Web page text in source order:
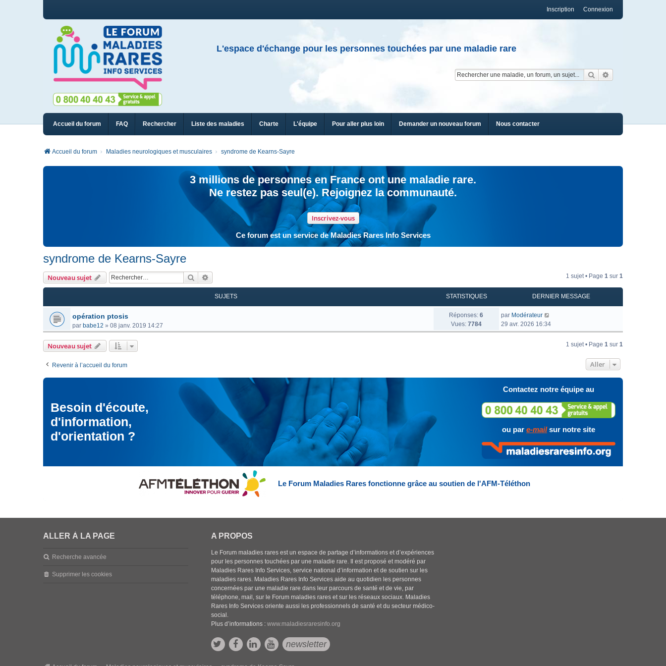
Connexion
Inscription
L'espace d'échange pour les personnes touchées par une maladie rare
Rechercher
Accueil du forum FAQ Rechercher Liste des maladies Charte L'équipe Pour aller plus loin Demander un nouveau forum Nous contacter
Accueil du forum Maladies neurologiques et musculaires syndrome de Kearns-Sayre
3 millions de personnes en France ont une maladie rare.
Ne restez pas seul(e). Rejoignez la communauté.
Inscrivez-vous
Ce forum est un service de Maladies Rares Info Services
syndrome de Kearns-Sayre
Nouveau sujet Rechercher 1 sujet • Page 1 sur 1
SUJETS STATISTIQUES DERNIER MESSAGE
opération ptosis
par babe12 » 08 janv. 2019 14:27
Réponses: 6
Vues: 7784
par Modérateur
29 avr. 2026 16:34
Nouveau sujet 1 sujet • Page 1 sur 1
Revenir à l’accueil du forum Aller
Besoin d'écoute,
d'information,
d'orientation ?
Contactez notre équipe au
ou par e-mailsur notre site
Le Forum Maladies Rares fonctionne grâce au soutien de l'AFM-Téléthon
ALLER À LA PAGE
Recherche avancée
Supprimer les cookies
A PROPOS
Le Forum maladies rares est un espace de partage d’informations et d’expériences
pour les personnes touchées par une maladie rare. Il est proposé et modéré par
Maladies Rares Info Services, service national d’information et de soutien sur les
maladies rares. Maladies Rares Info Services aide au quotidien les personnes
concernées par une maladie rare dans leur parcours de santé et de vie, par
téléphone, mail, sur le Forum maladies rares et sur les réseaux sociaux. Maladies
Rares Info Services oriente aussi les professionnels de santé et du secteur médico-
social.
Plus d’informations :www.maladiesraresinfo.org
newsletter